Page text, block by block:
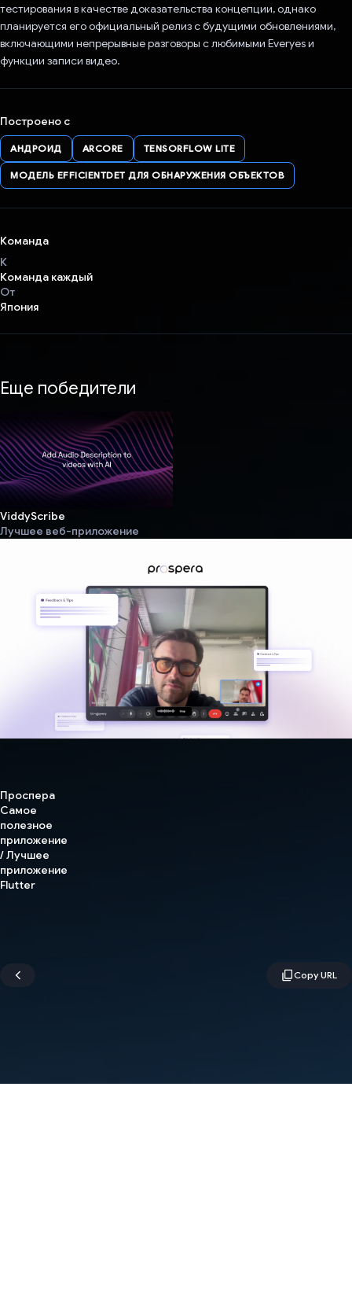
тестирования в качестве доказательства концепции, однако
планируется его официальный релиз с будущими обновлениями,
включающими непрерывные разговоры с любимыми Everyes и
функции записи видео.
Построено с
АНДРОИД ARCORE TENSORFLOW LITE
МОДЕЛЬ EFFICIENTDET ДЛЯ ОБНАРУЖЕНИЯ ОБЪЕКТОВ
Команда
К
Команда каждый
От
Япония
Еще победители
ViddyScribe
Лучшее веб-приложение
Проспера
Самое
полезное
приложение
/ Лучшее
приложение
Flutter